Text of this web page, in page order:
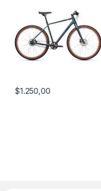
$1.250,00
Este producto tiene